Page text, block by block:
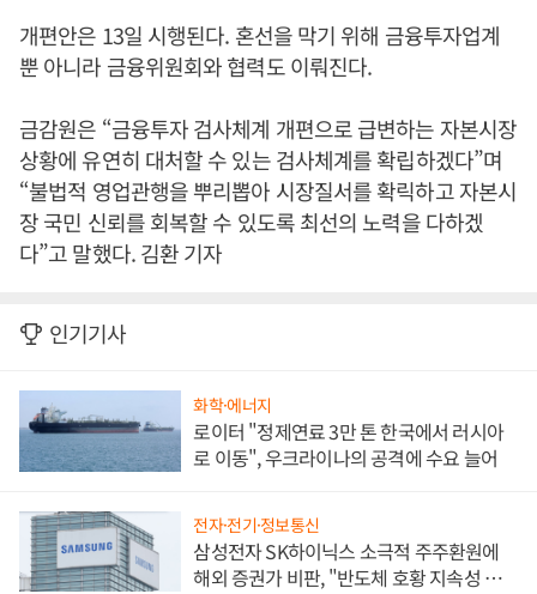
개편안은 13일 시행된다. 혼선을 막기 위해 금융투자업계
뿐 아니라 금융위원회와 협력도 이뤄진다.
금감원은 “금융투자 검사체계 개편으로 급변하는 자본시장
상황에 유연히 대처할 수 있는 검사체계를 확립하겠다”며
“불법적 영업관행을 뿌리뽑아 시장질서를 확릭하고 자본시
장 국민 신뢰를 회복할 수 있도록 최선의 노력을 다하겠
다”고 말했다. 김환 기자
인기기사
화학·에너지
로이터 "정제연료 3만 톤 한국에서 러시아
로 이동", 우크라이나의 공격에 수요 늘어
전자·전기·정보통신
삼성전자 SK하이닉스 소극적 주주환원에
해외 증권가 비판, "반도체 호황 지속성 의